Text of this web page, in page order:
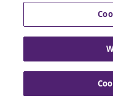
© 2025 Mondelez